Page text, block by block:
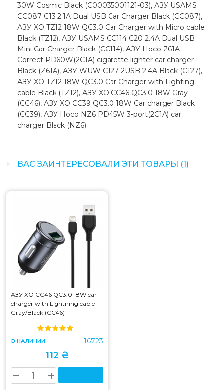
30W Cosmic Black (C00035001121-03), АЗУ USAMS
CC087 C13 2.1A Dual USB Car Charger Black (CC087),
АЗУ XO TZ12 18W QC3.0 Car Charger with Micro cable
Black (TZ12), АЗУ USAMS CC114 C20 2.4A Dual USB
Mini Car Charger Black (CC114), АЗУ Hoco Z61A
Correct PD60W(2C1A) cigarette lighter car charger
Black (Z61A), АЗУ WUW C127 2USB 2.4A Black (C127),
АЗУ XO TZ12 18W QC3.0 Car Charger with Lighting
cable Black (TZ12), АЗУ XO CC46 QC3.0 18W Gray
(CC46), АЗУ XO CC39 QC3.0 18W Car charger Black
(CC39), АЗУ Hoco NZ6 PD45W 3-port(2C1A) car
charger Black (NZ6).
ВАС ЗАИНТЕРЕСОВАЛИ ЭТИ ТОВАРЫ (1)
АЗУ XO CC46 QC3.0 18W car
charger with Lightning cable
Gray/Black (CC46)
В НАЛИЧИИ 16723
112 ₴